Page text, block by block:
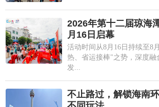
2026年第十二届琼海
月16日启幕
活动时间从8月16日持续至8
热、省运接棒"之势，深度
发...
不止路过，解锁海南